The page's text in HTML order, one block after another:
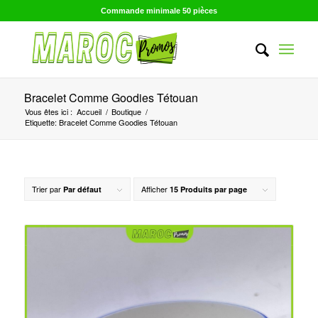
Commande minimale 50 pièces
Bracelet Comme Goodies Tétouan
Vous êtes ici : Accueil / Boutique /
Etiquette: Bracelet Comme Goodies Tétouan
Trier par Par défaut Afficher 15 Produits par page